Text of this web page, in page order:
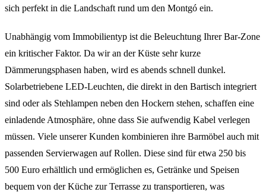
sich perfekt in die Landschaft rund um den Montgó ein.
Unabhängig vom Immobilientyp ist die Beleuchtung Ihrer Bar-Zone
ein kritischer Faktor. Da wir an der Küste sehr kurze
Dämmerungsphasen haben, wird es abends schnell dunkel.
Solarbetriebene LED-Leuchten, die direkt in den Bartisch integriert
sind oder als Stehlampen neben den Hockern stehen, schaffen eine
einladende Atmosphäre, ohne dass Sie aufwendig Kabel verlegen
müssen. Viele unserer Kunden kombinieren ihre Barmöbel auch mit
passenden Servierwagen auf Rollen. Diese sind für etwa 250 bis
500 Euro erhältlich und ermöglichen es, Getränke und Speisen
bequem von der Küche zur Terrasse zu transportieren, was